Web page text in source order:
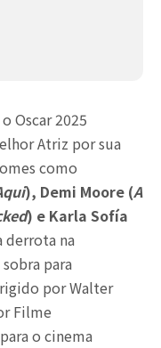
Oscar 2025
Atriz por sua
como
), Demi Moore (A
) e Karla Sofía
derrota na
para
por Walter
Filme
o cinema